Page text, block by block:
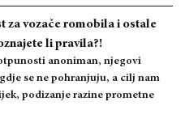
za vozače romobila i ostale
li pravila?!
anoniman, njegovi
se ne pohranjuju, a cilj nam
podizanje razine prometne